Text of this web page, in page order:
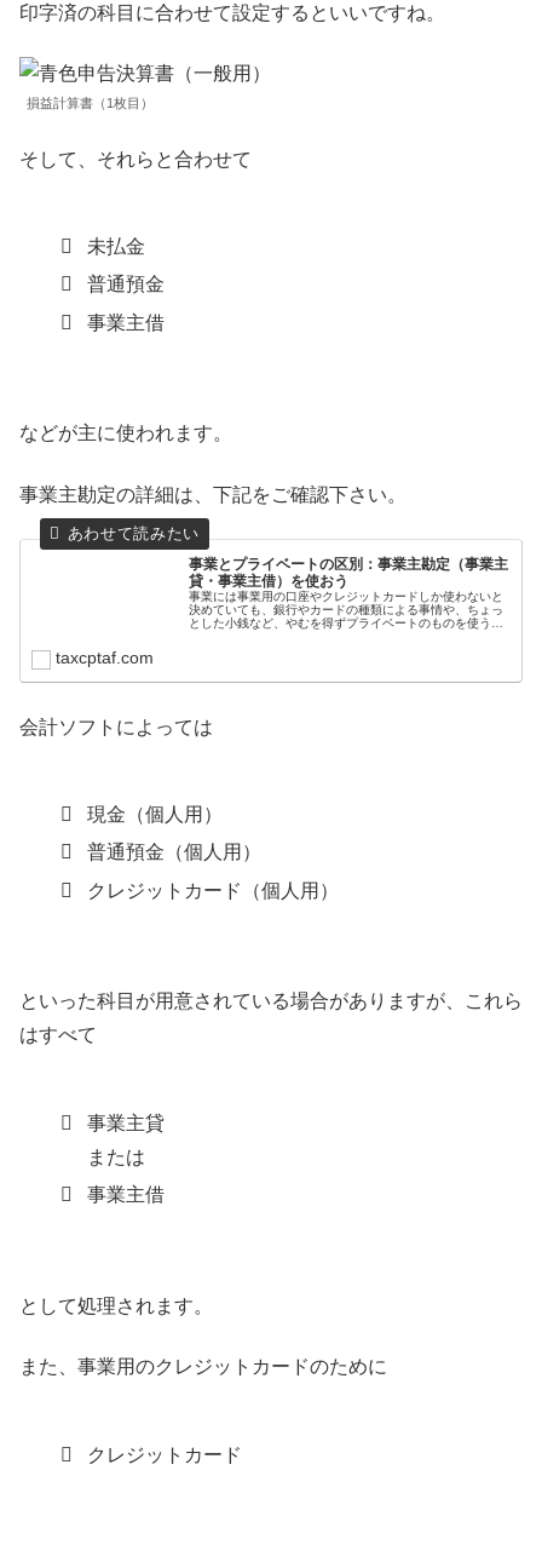
印字済の科目に合わせて設定するといいですね。
損益計算書（1枚目）
そして、それらと合わせて
未払金
普通預金
事業主借
などが主に使われます。
事業主勘定の詳細は、下記をご確認下さい。
事業とプライベートの区別：事業主勘定（事業主
貸・事業主借）を使おう
事業には事業用の口座やクレジットカードしか使わないと
決めていても、銀行やカードの種類による事情や、ちょっ
とした小銭など、やむを得ずプライベートのものを使うこ
taxcptaf.com
会計ソフトによっては
現金（個人用）
普通預金（個人用）
クレジットカード（個人用）
といった科目が用意されている場合がありますが、これら
はすべて
事業主貸
または
事業主借
として処理されます。
また、事業用のクレジットカードのために
クレジットカード